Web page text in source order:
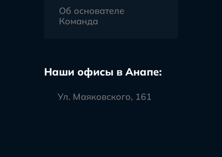
Об основателе
Команда
Наши офисы в Анапе:
Ул. Маяковского, 161